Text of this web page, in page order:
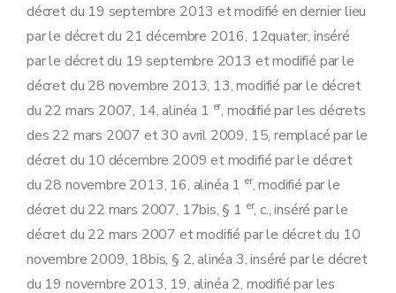
décret du 19 septembre 2013 et modifié en dernier lieu
par le décret du 21 décembre 2016, 12quater, inséré
par le décret du 19 septembre 2013 et modifié par le
décret du 28 novembre 2013, 13, modifié par le décret
du 22 mars 2007, 14, alinéa 1 er, modifié par les décrets
des 22 mars 2007 et 30 avril 2009, 15, remplacé par le
décret du 10 décembre 2009 et modifié par le décret
du 28 novembre 2013, 16, alinéa 1 er, modifié par le
décret du 22 mars 2007, 17bis, § 1 er, c., inséré par le
décret du 22 mars 2007 et modifié par le décret du 10
novembre 2009, 18bis, § 2, alinéa 3, inséré par le décret
du 19 novembre 2013, 19, alinéa 2, modifié par les